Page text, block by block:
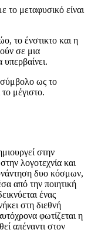
το μεταφυσικό είναι
το ένστικτο και η
σε μια
σύμβολο ως το
μέγιστο.
στην
λογοτεχνία και
δυο κόσμων,
από την ποιητική
ένας
στη διεθνή
φωτίζεται η
απέναντι στον